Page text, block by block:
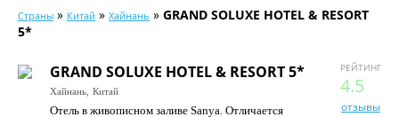
Календарь туров
Цены дня
Страны
Страны » Китай » Хайнань » GRAND SOLUXE HOTEL & RESORT
5*
РЕЙТИНГ
4.5
отзывы
GRAND SOLUXE HOTEL & RESORT 5*
Хайнань, Китай
Отель в живописном заливе Sanya. Отличается